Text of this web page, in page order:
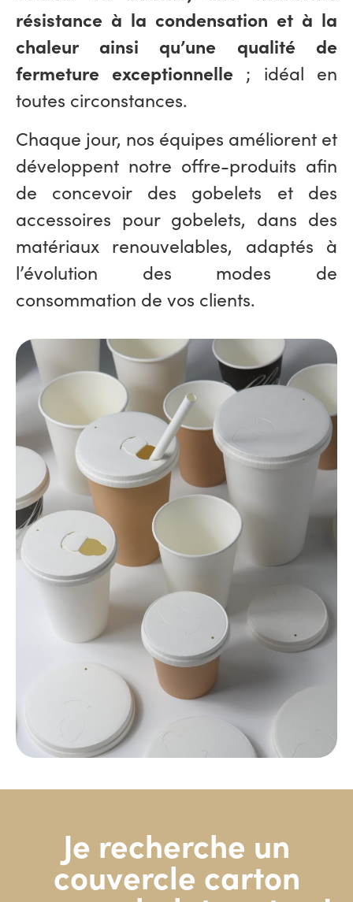
résistance à la condensation et à la
chaleur ainsi qu’une qualité de
fermeture exceptionnelle; idéal en
toutes circonstances.
Chaque jour, nos équipes améliorent et
développent notre offre-produits afin
de concevoir des gobelets et des
accessoires pour gobelets, dans des
matériaux renouvelables, adaptés à
l’évolution des modes de
consommation de vos clients.
Je recherche un
couvercle carton